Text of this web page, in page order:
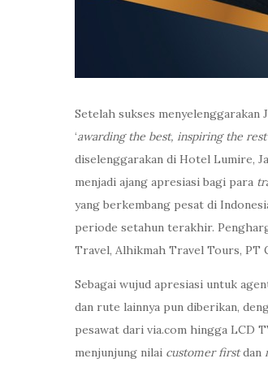
Setelah sukses menyelenggarakan
‘awarding the best, inspiring the rest’
diselenggarakan di Hotel Lumire,
menjadi ajang apresiasi bagi para
yang berkembang pesat di
periode setahun terakhir.
Travel, Alhikmah Travel Tours, PT
Sebagai wujud apresiasi untuk
dan rute lainnya pun diberikan,
pesawat dari via.com hingga LCD
menjunjung nilai customer firstdan